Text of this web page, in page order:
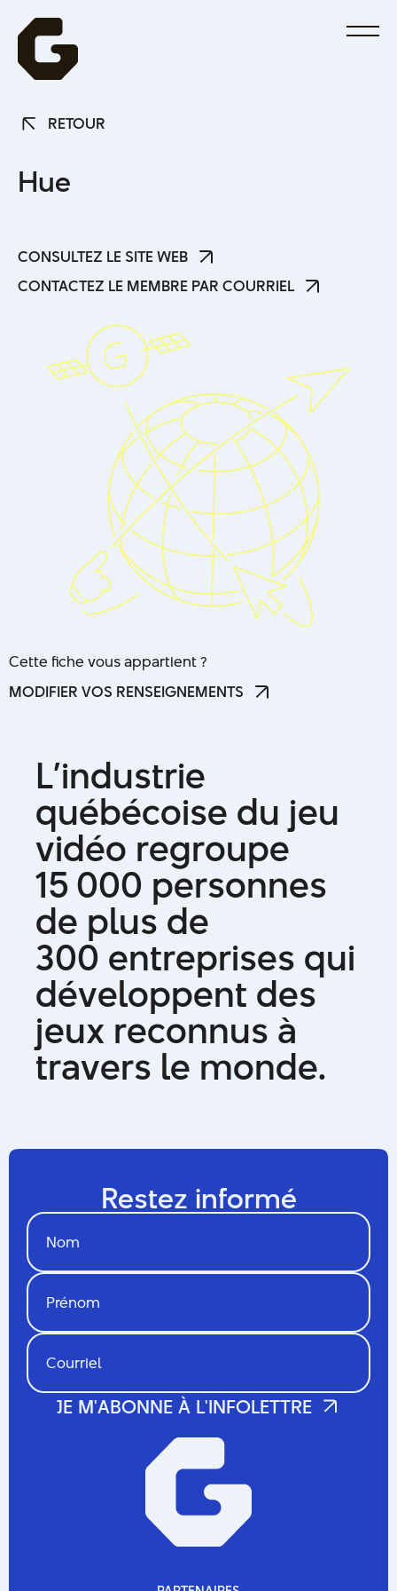
RETOUR
Hue
CONSULTEZ LE SITE WEB
CONTACTEZ LE MEMBRE PAR COURRIEL
Cette fiche vous appartient ?
MODIFIER VOS RENSEIGNEMENTS
L’industrie
québécoise du jeu
vidéo regroupe
15000 personnes
de plusde
300 entreprises qui
développent des
jeux reconnus à
travers le monde.
Restez informé